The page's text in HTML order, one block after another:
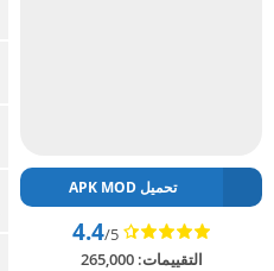
تحميل APK MOD
4.4/5
التقييمات:265,000